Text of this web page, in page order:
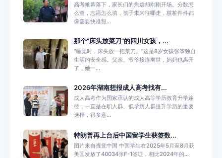
高考帷幕落下，家长们的焦虑却刚刚开场。分数怎
么查，志愿怎么填，孩子未来往哪走，桩桩件件都
像需要快准狠...
那个“床头放菜刀”的四川女孩，...
“睡觉时，床头放一把菜刀。”这是8岁女孩张筝独自
生活的安全感。父亲、爷爷接连离世，妈妈也离开
了，她一...
2026年湖南想报成人高考找有...
成人高考作为国家承认的成人高等学历教育升学途
径，一直是在职人群、低学历人群提升学历的重要
选择，很多意...
特朗普再上台后中国留学生获签数...
图片来自视觉中国 中国学生在2025年5月至8月获
美国发放了40034张F-1签证，相比2024年的...